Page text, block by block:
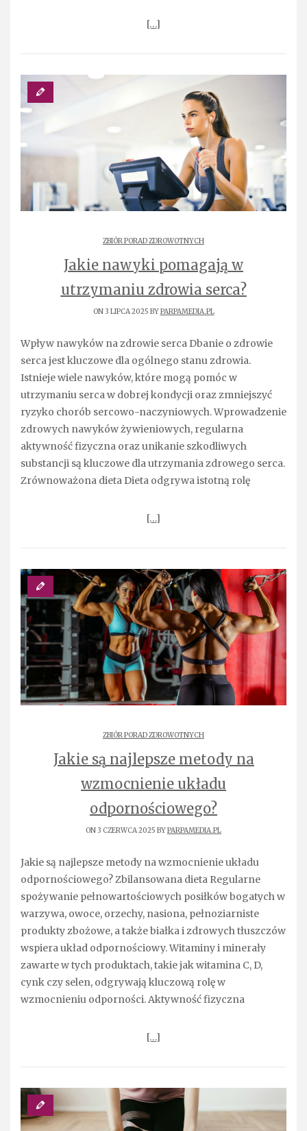
[…]
ZBIÓR PORAD ZDROWOTNYCH
Jakie nawyki pomagają w
utrzymaniu zdrowia serca?
ON 3 LIPCA 2025 BYPARPAMEDIA.PL
Wpływ nawyków na zdrowie serca Dbanie o zdrowie
serca jest kluczowe dla ogólnego stanu zdrowia.
Istnieje wiele nawyków, które mogą pomóc w
utrzymaniu serca w dobrej kondycji oraz zmniejszyć
ryzyko chorób sercowo-naczyniowych. Wprowadzenie
zdrowych nawyków żywieniowych, regularna
aktywność fizyczna oraz unikanie szkodliwych
substancji są kluczowe dla utrzymania zdrowego serca.
Zrównoważona dieta Dieta odgrywa istotną rolę
[…]
ZBIÓR PORAD ZDROWOTNYCH
Jakie są najlepsze metody na
wzmocnienie układu
odpornościowego?
ON 3 CZERWCA 2025 BYPARPAMEDIA.PL
Jakie są najlepsze metody na wzmocnienie układu
odpornościowego? Zbilansowana dieta Regularne
spożywanie pełnowartościowych posiłków bogatych w
warzywa, owoce, orzechy, nasiona, pełnoziarniste
produkty zbożowe, a także białka i zdrowych tłuszczów
wspiera układ odpornościowy. Witaminy i minerały
zawarte w tych produktach, takie jak witamina C, D,
cynk czy selen, odgrywają kluczową rolę w
wzmocnieniu odporności. Aktywność fizyczna
[…]